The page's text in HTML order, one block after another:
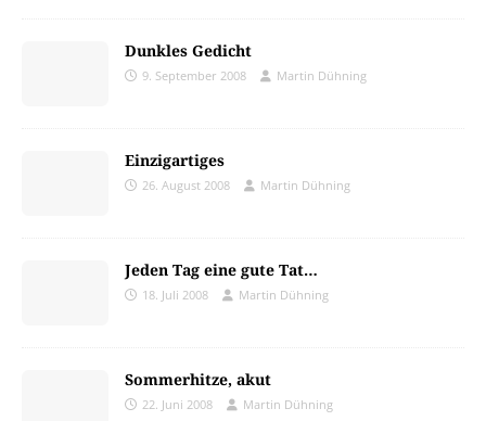
Dunkles Gedicht
9. September 2008 Martin Dühning
Einzigartiges
26. August 2008 Martin Dühning
Jeden Tag eine gute Tat…
18. Juli 2008 Martin Dühning
Sommerhitze, akut
22. Juni 2008 Martin Dühning